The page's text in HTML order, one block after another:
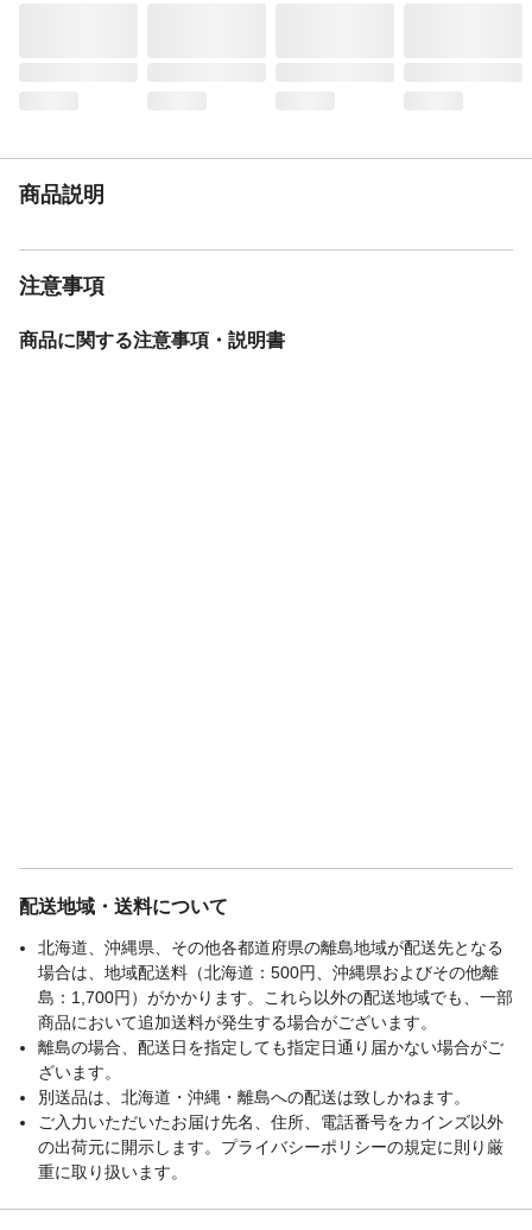
商品説明
注意事項
商品に関する注意事項・説明書
配送地域・送料について
北海道、沖縄県、その他各都道府県の離島地域が配送先となる
場合は、地域配送料（北海道：500円、沖縄県およびその他離
島：1,700円）がかかります。これら以外の配送地域でも、一部
商品において追加送料が発生する場合がございます。
離島の場合、配送日を指定しても指定日通り届かない場合がご
ざいます。
別送品は、北海道・沖縄・離島への配送は致しかねます。
ご入力いただいたお届け先名、住所、電話番号をカインズ以外
の出荷元に開示します。プライバシーポリシーの規定に則り厳
重に取り扱います。